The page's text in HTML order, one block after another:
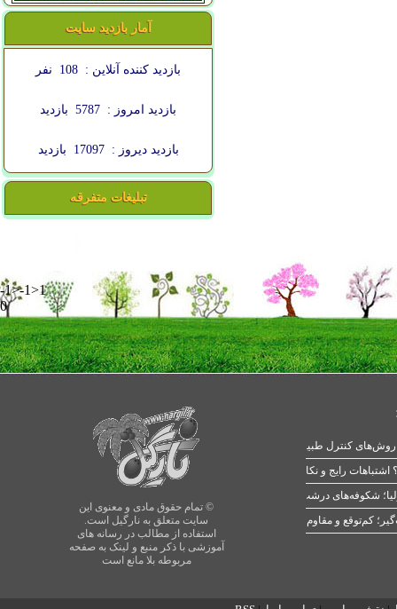
آمار بازدید سایت
بازدید کننده آنلاین : 108 نفر
بازدید امروز : 5787 بازدید
بازدید دیروز : 17097 بازدید
تبلیغات متفرقه
-1>-1>1
0
© تمام حقوق مادی و معنوی این
سایت متعلق به نارگیل است.
استفاده از مطالب در رسانه های
آموزشی با ذکر منبع و لینک به صفحه
مربوطه بلا مانع است
رایج و نکات طلایی
شکوفه‌های درشت در بهار